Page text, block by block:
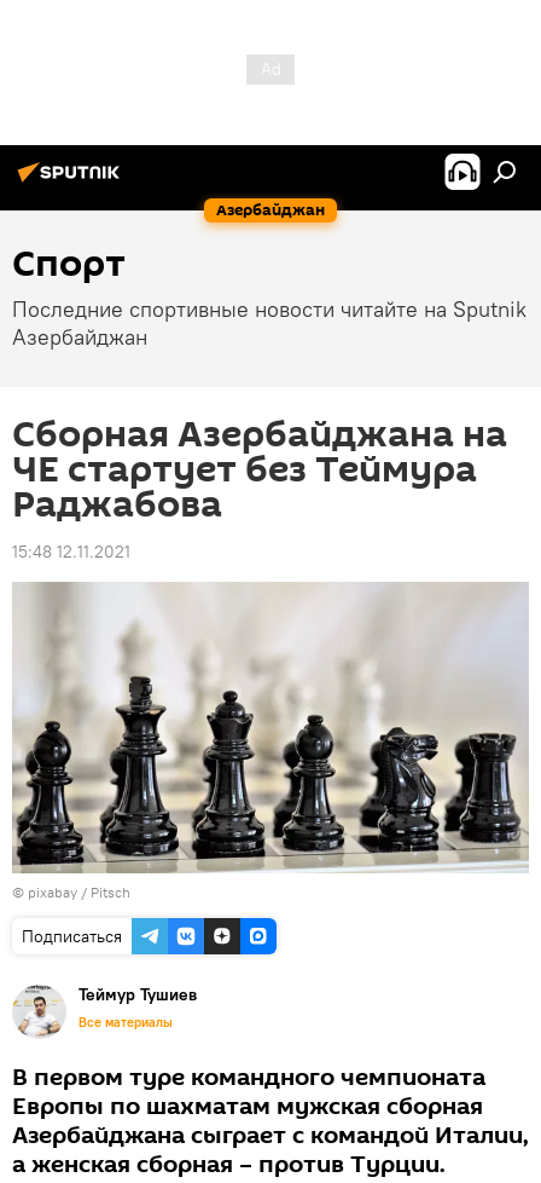
Азербайджан
Спорт
Последние спортивные новости читайте на Sputnik
Азербайджан
Сборная Азербайджана на
ЧЕ стартует без Теймура
Раджабова
15:48 12.11.2021
© pixabay / Pitsch
Подписаться
Теймур Тушиев
Все материалы
В первом туре командного чемпионата
Европы по шахматам мужская сборная
Азербайджана сыграет с командой Италии,
а женская сборная – против Турции.